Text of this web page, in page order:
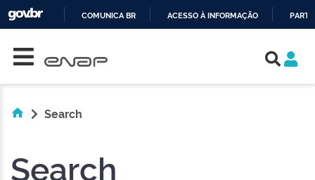
COMUNICA BR ACESSO À INFORMAÇÃO
Search
Search